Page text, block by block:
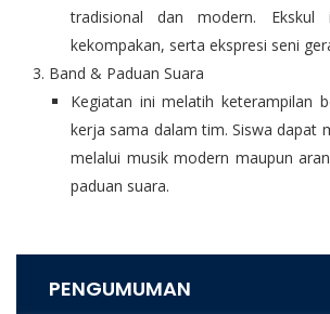
tradisional dan modern. Ekskul
kekompakan, serta ekspresi seni
Band & Paduan Suara
Kegiatan ini melatih keterampilan
kerja sama dalam tim. Siswa dapat
melalui musik modern maupun
paduan suara.
PENGUMUMAN